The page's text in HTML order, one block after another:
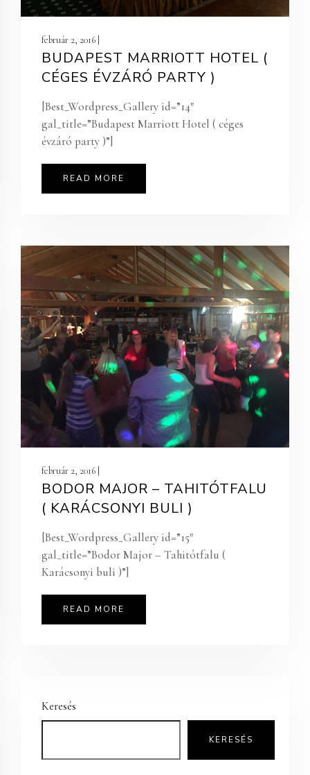
február 2, 2016 |
BUDAPEST MARRIOTT HOTEL (
CÉGES ÉVZÁRÓ PARTY )
[Best_Wordpress_Gallery id=”14″
gal_title=”Budapest Marriott Hotel ( céges
évzáró party )”]
READ MORE
február 2, 2016 |
BODOR MAJOR – TAHITÓTFALU
( KARÁCSONYI BULI )
[Best_Wordpress_Gallery id=”15″
gal_title=”Bodor Major – Tahitótfalu (
Karácsonyi buli )”]
READ MORE
Keresés
KERESÉS